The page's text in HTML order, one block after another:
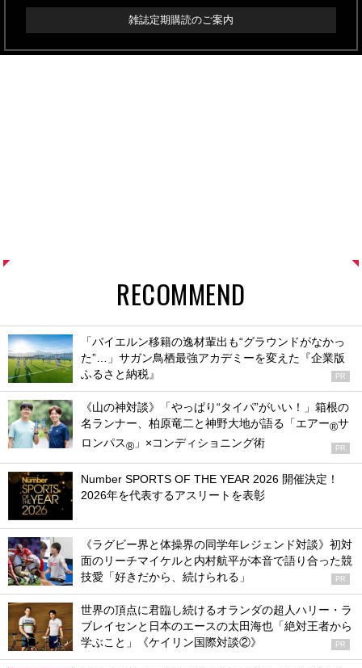
雑誌定期購読のご案内
RECOMMEND
「バイエルン移籍の逸材輩出も“グラウンドがなかっ
た”…」サガン鳥栖最強アカデミーを変えた『企業版
ふるさと納税』
PR
《山の神対談》「やっぱり“タイパ”がいい！」箱根の
名ランナー、柏原竜二と神野大地が語る「エアー®サ
ロンパス® 」×コンディショニング術 PR
Number SPORTS OF THE YEAR 2026 開催決定！
2026年を代表するアスリートを表彰
《ラグビー界と体操界の同学年レジェンド対談》初対
面のリーチマイケルと内村航平が本音で語り合った競
技愛「好きだから、続けられる」
PR
世界の頂点に君臨し続けるオランダの超人ハリー・ラ
ブレイセンと日本のエースの太田海也「絶対王者から
学ぶこと」《ケイリン国際対談②》
PR